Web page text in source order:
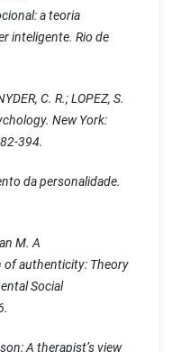
a teoria
inteligente. Rio de
C. R.; LOPEZ, S.
New York:
394.
da personalidade.
M. A
authenticity: Theory
Social
A therapist’s view